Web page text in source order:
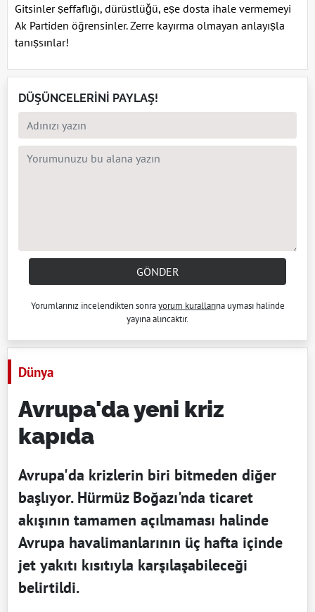
Gitsinler ṣeffaflığı, dürüstlüǧü, eṣe dosta ihale vermemeyi
Ak Partiden öğrensinler. Zerre kayırma olmayan anlayıṣla
tanıṣsınlar!
DÜŞÜNCELERİNİ PAYLAŞ!
GÖNDER
Yorumlarınız incelendikten sonrayorum kurallarına uyması halinde
yayına alıncaktır.
Dünya
Avrupa'da yeni kriz
kapıda
Avrupa'da krizlerin biri bitmeden diğer
başlıyor. Hürmüz Boğazı'nda ticaret
akışının tamamen açılmaması halinde
Avrupa havalimanlarının üç hafta içinde
jet yakıtı kısıtıyla karşılaşabileceği
belirtildi.